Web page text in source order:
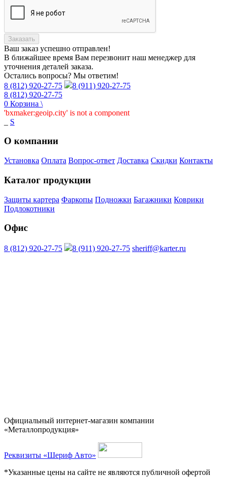
Заказать
Ваш заказ успешно отправлен!
В ближайшее время Вам перезвонит наш менеджер для
уточнения деталей заказа.
Остались вопросы? Мы ответим!
8 (812) 920-27-75
8 (911) 920-27-75
8 (812) 920-27-75
0 Корзина \
'bxmaker:geoip.city' is not a component
S
О компании
Установка Оплата Вопрос-ответ Доставка Скидки Контакты
Каталог продукции
Защиты картера Фаркопы Подножки Багажники Коврики
Подлокотники
Офис
8 (812) 920-27-75 8 (911) 920-27-75 sheriff@karter.ru
Официальный интернет-магазин компании
«Металлопродукция»
Реквизиты «Шериф Авто»
*Указанные цены на сайте не являются публичной офертой